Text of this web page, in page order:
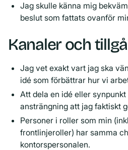
Jag skulle känna mig
beslut som fattats ovanför
Kanaler och
Jag vet exakt vart jag ska
idé som förbättrar hur vi
Att dela en idé eller
ansträngning att jag faktiskt
Personer i roller som min
frontlinjeroller) har samma
kontorspersonalen.